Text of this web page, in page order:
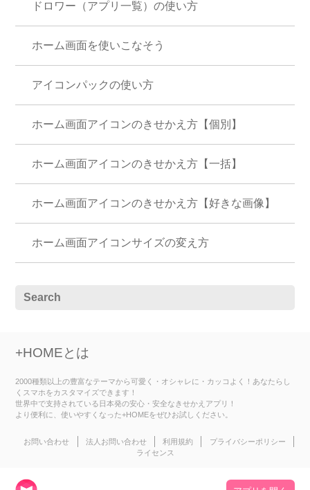
ドロワー（アプリ一覧）の使い方
ホーム画面を使いこなそう
アイコンパックの使い方
ホーム画面アイコンのきせかえ方【個別】
ホーム画面アイコンのきせかえ方【一括】
ホーム画面アイコンのきせかえ方【好きな画像】
ホーム画面アイコンサイズの変え方
+HOMEとは
2000種類以上の豊富なテーマから可愛く・オシャレに・カッコよく！あなたらし
くスマホをカスタマイズできます！
世界中で支持されている日本発の安心・安全なきせかえアプリ！
より便利に、使いやすくなった+HOMEをぜひお試しください。
お問い合わせ 法人お問い合わせ 利用規約
プライバシーポリシー
ライセンス